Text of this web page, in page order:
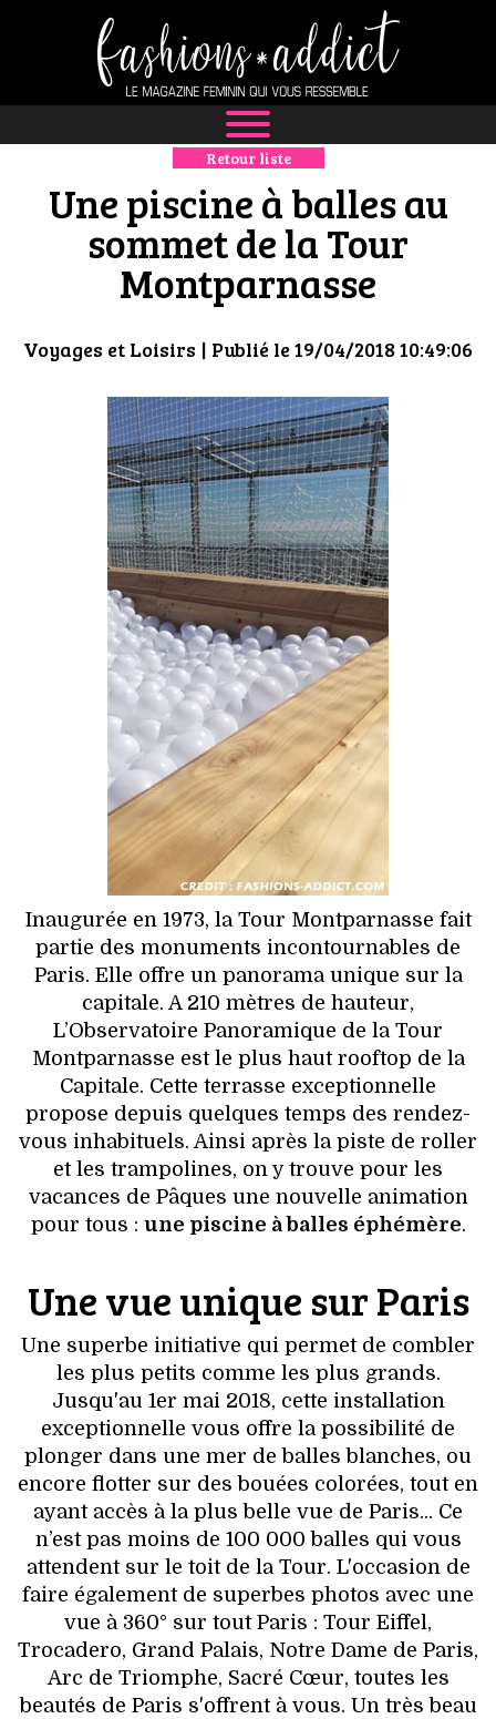
NEWS
MODE
LUXE
DÉFILÉS
BOUTIQUE
CULTURE
HIGH TECH
MAISON
AUTO
LIEUX TENDANCES
BEAUTÉ
MODE DE RUE
JEUNES CRÉATEURS
HISTOIRE DES MARQUES
DÉCO
VOYAGES & LOISIRS
Retour liste
Une piscine à balles au
sommet de la Tour
Montparnasse
Voyages et Loisirs | Publié le 19/04/2018 10:49:06
Inaugurée en 1973, la Tour Montparnasse fait
partie des monuments incontournables de
Paris. Elle offre un panorama unique sur la
capitale. A 210 mètres de hauteur,
L’Observatoire Panoramique de la Tour
Montparnasse est le plus haut rooftop de la
Capitale. Cette terrasse exceptionnelle
propose depuis quelques temps des rendez-
vous inhabituels. Ainsi après la piste de roller
et les trampolines, on y trouve pour les
vacances de Pâques une nouvelle animation
pour tous : une piscine à balles éphémère.
Une vue unique sur Paris
Une superbe initiative qui permet de combler
les plus petits comme les plus grands.
Jusqu'au 1er mai 2018, cette installation
exceptionnelle vous offre la possibilité de
plonger dans une mer de balles blanches, ou
encore flotter sur des bouées colorées, tout en
ayant accès à la plus belle vue de Paris... Ce
n’est pas moins de 100 000 balles qui vous
attendent sur le toit de la Tour. L'occasion de
faire également de superbes photos avec une
vue à 360° sur tout Paris : Tour Eiffel,
Trocadero, Grand Palais, Notre Dame de Paris,
Arc de Triomphe, Sacré Cœur, toutes les
beautés de Paris s'offrent à vous. Un très beau